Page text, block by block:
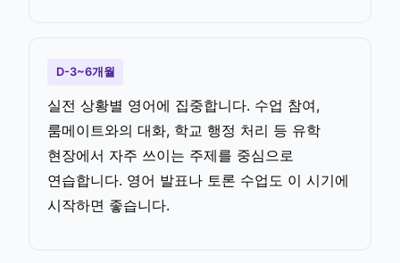
D-3~6개월
실전 상황별 영어에 집중합니다. 수업 참여,
룸메이트와의 대화, 학교 행정 처리 등 유학
현장에서 자주 쓰이는 주제를 중심으로
연습합니다. 영어 발표나 토론 수업도 이 시기에
시작하면 좋습니다.